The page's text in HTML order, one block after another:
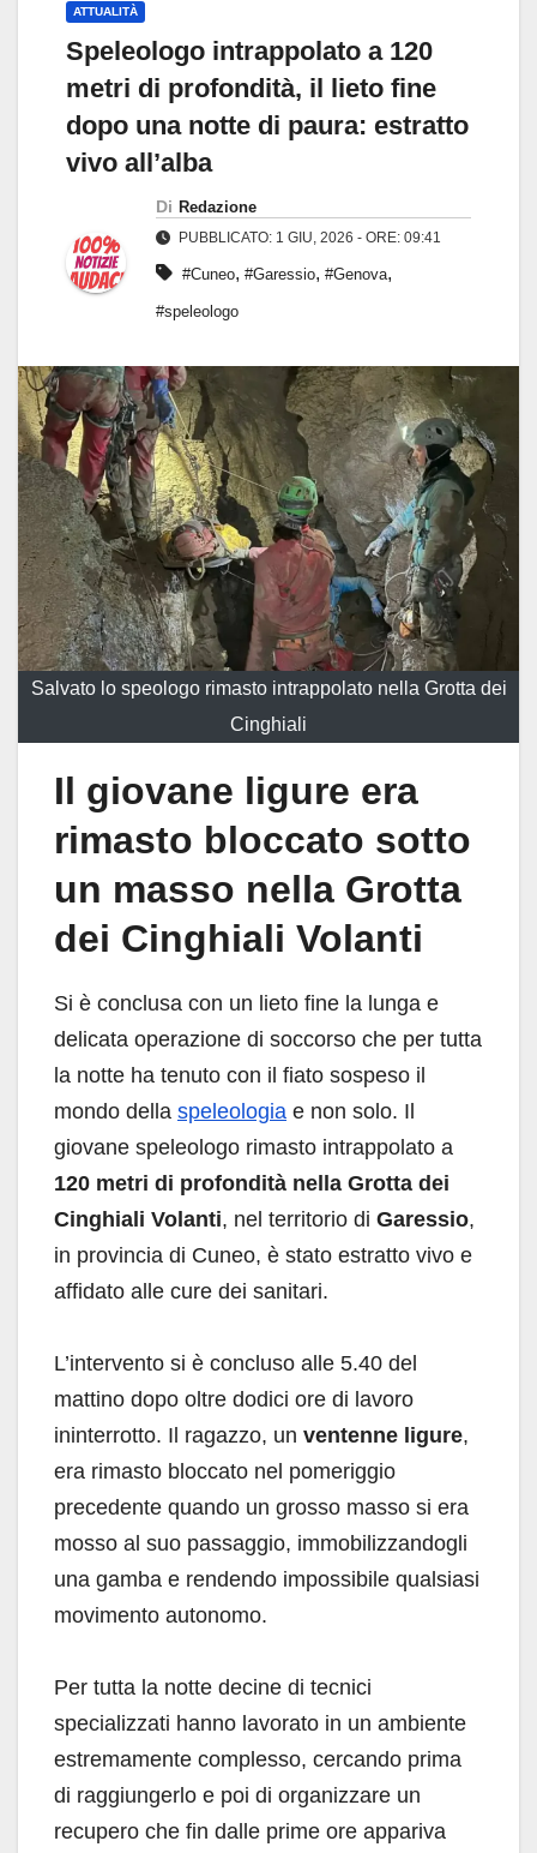
ATTUALITÀ
Speleologo intrappolato a 120
metri di profondità, il lieto fine
dopo una notte di paura: estratto
vivo all’alba
Di Redazione
PUBBLICATO: 1 GIU, 2026 - ORE: 09:41
#Cuneo, #Garessio, #Genova,
#speleologo
Salvato lo speologo rimasto intrappolato nella Grotta dei
Cinghiali
Il giovane ligure era
rimasto bloccato sotto
un masso nella Grotta
dei Cinghiali Volanti
Si è conclusa con un lieto fine la lunga e
delicata operazione di soccorso che per tutta
la notte ha tenuto con il fiato sospeso il
mondo della speleologia e non solo. Il
giovane speleologo rimasto intrappolato a
120 metri di profondità nella Grotta dei
Cinghiali Volanti, nel territorio di Garessio,
in provincia di Cuneo, è stato estratto vivo e
affidato alle cure dei sanitari.
L’intervento si è concluso alle 5.40 del
mattino dopo oltre dodici ore di lavoro
ininterrotto. Il ragazzo, un ventenne ligure,
era rimasto bloccato nel pomeriggio
precedente quando un grosso masso si era
mosso al suo passaggio, immobilizzandogli
una gamba e rendendo impossibile qualsiasi
movimento autonomo.
Per tutta la notte decine di tecnici
specializzati hanno lavorato in un ambiente
estremamente complesso, cercando prima
di raggiungerlo e poi di organizzare un
recupero che fin dalle prime ore appariva